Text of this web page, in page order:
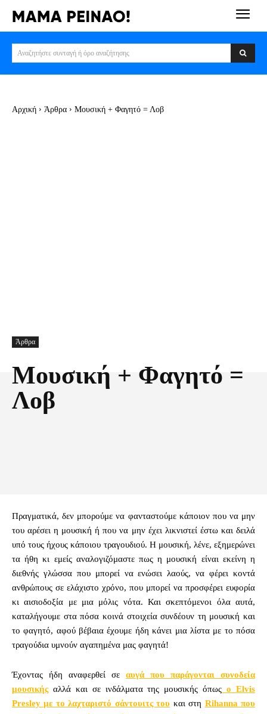
Αναζητήστε συνταγή ή όρο αναζήτησης
Αρχική Άρθρα Μουσική + Φαγητό = Λοβ
Άρθρα
Μουσική + Φαγητό =
Λοβ
Πραγματικά, δεν μπορούμε να φανταστούμε κάποιον που να μην
του αρέσει η μουσική ή που να μην έχει λικνιστεί έστω και δειλά
υπό τους ήχους κάποιου τραγουδιού. Η μουσική, λένε, εξημερώνει
τα ήθη κι εμείς αναλογιζόμαστε πως η μουσική είναι εκείνη η
διεθνής γλώσσα που μπορεί να ενώσει λαούς, να φέρει κοντά
ανθρώπους σε ελάχιστο χρόνο, που μπορεί να προσφέρει ευφορία
κι αισιοδοξία με μια μόλις νότα. Και σκεπτόμενοι όλα αυτά,
καταλήγουμε στα πόσα κοινά στοιχεία συνδέουν τη μουσική και
το φαγητό, αφού βέβαια έχουμε ήδη κάνει μια λίστα με το πόσα
τραγούδια υμνούν αγαπημένα μας φαγητά!
Έχοντας ήδη αναφερθεί σε αυγά που παράγονται συνοδεία
μουσικής αλλά και σε ινδάλματα της μουσικής όπως ο Elvis
Presley με το λαχταριστό σάντουιτς του και στη Rihanna που